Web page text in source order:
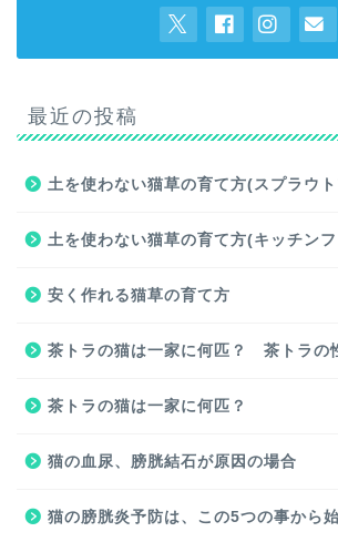
最近の投稿
土を使わない猫草の育て方(スプラウ
土を使わない猫草の育て方(キッチン
安く作れる猫草の育て方
茶トラの猫は一家に何匹？ 茶トラの
茶トラの猫は一家に何匹？
猫の血尿、膀胱結石が原因の場合
猫の膀胱炎予防は、この5つの事から